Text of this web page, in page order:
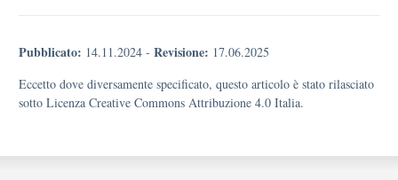
Pubblicato: 14.11.2024 - Revisione: 17.06.2025
Eccetto dove diversamente specificato, questo articolo è stato rilasciato
sotto Licenza Creative Commons Attribuzione 4.0 Italia.